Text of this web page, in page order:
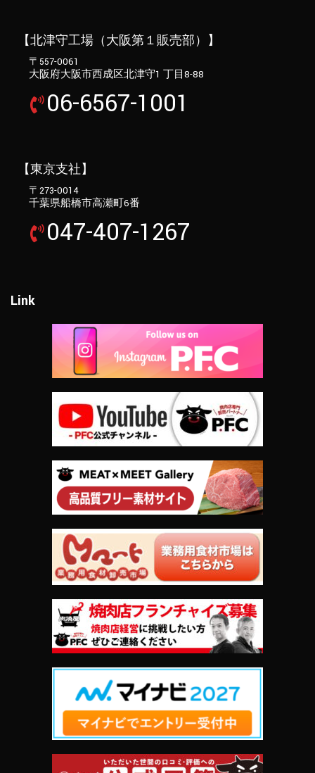
【北津守工場（大阪第１販売部）】
〒557-0061
大阪府大阪市西成区北津守1 丁目8-88
06-6567-1001
【東京支社】
〒273-0014
千葉県船橋市高瀬町6番
047-407-1267
Link